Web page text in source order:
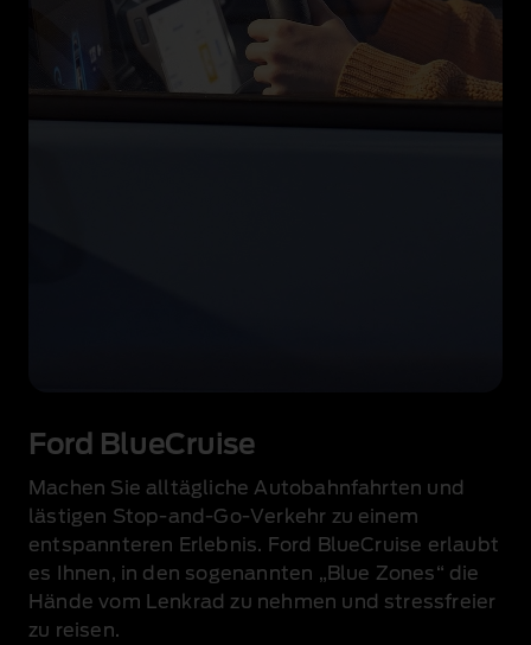
Fahrer
eines
Ford
Puma
in
limitierter
Auflage
die
BlueCruise-
Ford BlueCruise
Machen Sie alltägliche Autobahnfahrten und
lästigen Stop‑and‑Go‑Verkehr zu einem
entspannteren Erlebnis. Ford BlueCruise erlaubt
es Ihnen, in den sogenannten „Blue Zones“ die
Hände vom Lenkrad zu nehmen und stressfreier
zu reisen.